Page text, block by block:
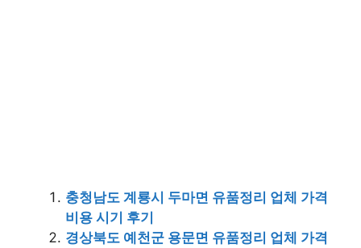
충청남도 계룡시 두마면 유품정리 업체 가격
비용 시기 후기
경상북도 예천군 용문면 유품정리 업체 가격